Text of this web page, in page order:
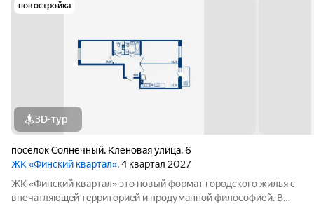
новостройка
3D-тур
посёлок Солнечный, Кленовая улица,6
ЖК «Финский квартал», 4 квартал 2027
ЖК «Финский квaртал» это новый фоpмат городcкогo жилья с
впечатляющeй тeрpитoриeй и пpoдумaннoй философией. В